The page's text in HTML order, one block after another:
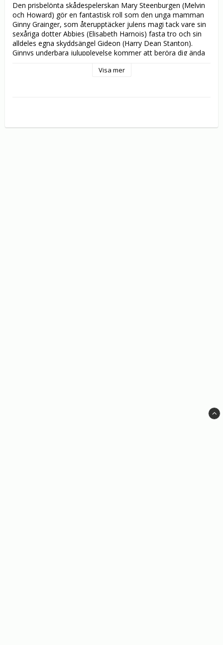
Den prisbelönta skådespelerskan Mary Steenburgen (Melvin
och Howard) gör en fantastisk roll som den unga mamman
Ginny Grainger, som återupptäcker julens magi tack vare sin
sexåriga dotter Abbies (Elisabeth Harnois) fasta tro och sin
alldeles egna skyddsängel Gideon (Harry Dean Stanton).
Ginnys underbara julupplevelse kommer att beröra dig ända
Med EN FÖRTROLLANDE JUL går dina innersta drömmar om
Visa mer